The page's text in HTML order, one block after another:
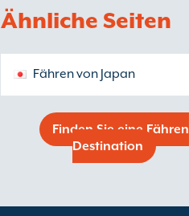
Ähnliche Seiten
Fähren von Japan
Finden Sie eine Fähren
Destination